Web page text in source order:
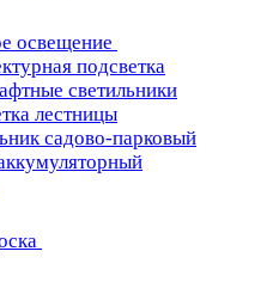
освещение
подсветка
светильники
лестницы
садово-парковый